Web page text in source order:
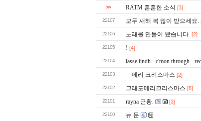
>> RATM 훈훈한 소식 [3]
22107 모두 새해 복 많이 받으세요.
22106 노래를 만들어 봤습니다. [2]
22105 ! [4]
22104 lasse lindh - c'mon through -
22103 메리 크리스마스 [2]
22102 그래도메리크리스마스 [8]
22101 rayna 근황. [3]
22100 뉴 문